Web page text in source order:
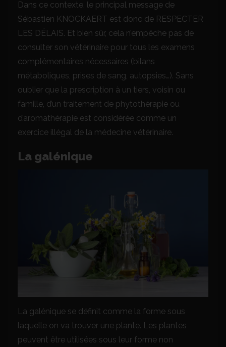
Dans ce contexte, le principal message de
Sébastien KNOCKAERT est donc de RESPECTER
LES DÉLAIS. Et bien sûr, cela n’empêche pas de
consulter son vétérinaire pour tous les examens
complémentaires nécessaires (bilans
métaboliques, prises de sang, autopsies…). Sans
oublier que la prescription à un tiers, voisin ou
famille, d’un traitement de phytothérapie ou
d’aromathérapie est considérée comme un
exercice illégal de la médecine vétérinaire.
La galénique
La galénique se définit comme la forme sous
laquelle on va trouver une plante. Les plantes
peuvent être utilisées sous leur forme non